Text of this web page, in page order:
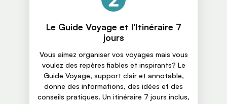
Le Guide Voyage et l'Itinéraire 7
jours
Vous aimez organiser vos voyages mais vous
voulez des repères fiables et inspirants? Le
Guide Voyage, support clair et annotable,
donne des informations, des idées et des
conseils pratiques. Un itinéraire 7 jours inclus,